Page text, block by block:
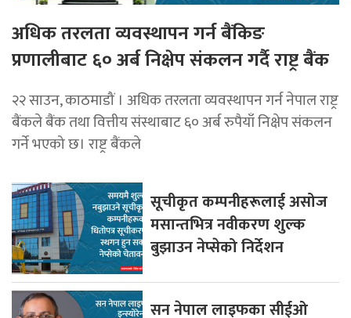
अधिक तरलता व्यवस्थापन गर्न बैंकिङ
प्रणालीबाट ६० अर्ब निक्षेप संकलन गर्दै राष्ट्र बैंक
२२ साउन, काठमाडौं । अधिक तरलता व्यवस्थापन गर्न नेपाल राष्ट्र
बैंकले बैंक तथा वित्तीय संस्थाबाट ६० अर्ब रुपैयाँ निक्षेप संकलन
गर्ने भएको छ। राष्ट्र बैंकले
सूचीकृत कम्पनीहरूलाई असोज
मसान्तभित्र नवीकरण शुल्क
बुझाउन नेप्सेको निर्देशन
सन नेपाल लाइफका सीईओ